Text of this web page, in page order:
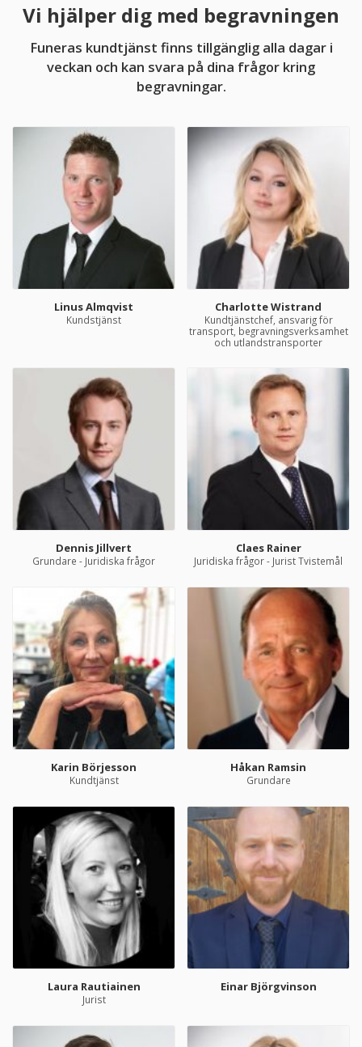
Vi hjälper dig med begravningen
Funeras kundtjänst finns tillgänglig alla dagar i
veckan och kan svara på dina frågor kring
begravningar.
Linus Almqvist
Kundstjänst
Charlotte Wistrand
Kundtjänstchef, ansvarig för
transport, begravningsverksamhet
och utlandstransporter
Dennis Jillvert
Grundare - Juridiska frågor
Claes Rainer
Juridiska frågor - Jurist Tvistemål
Karin Börjesson
Kundtjänst
Håkan Ramsin
Grundare
Laura Rautiainen
Jurist
Einar Björgvinson